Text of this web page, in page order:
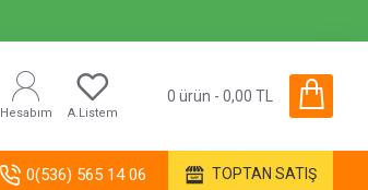
Hesabım A.Listem
0 ürün - 0,00 TL
0(536) 565 14 06 TOPTAN SATIŞ